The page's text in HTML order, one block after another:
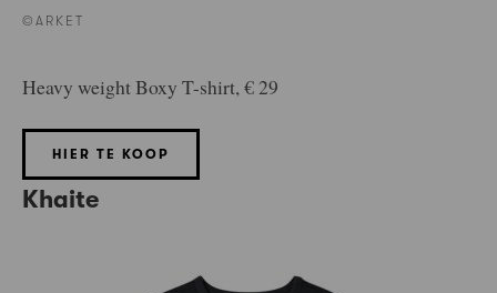
©ARKET
Heavy weight Boxy T-shirt, € 29
HIER TE KOOP
Khaite